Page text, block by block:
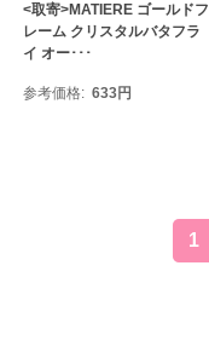
<取寄>MATIERE ゴールドフ
レーム クリスタルバタフラ
イ オー･･･
参考価格 633円
1